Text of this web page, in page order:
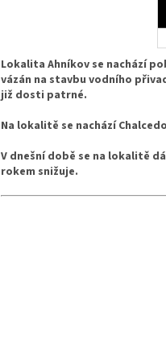
Lokalita Ahníkov se nachází
vázán na stavbu vodního
již dosti patrné.
Na lokalitě se nachází
V dnešní době se na lokalitě
rokem snižuje.